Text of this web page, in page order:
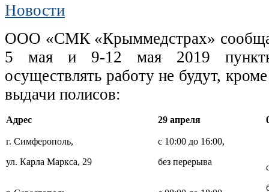
Новости
ООО «СМК «Крыммедстрах»
5 мая и 9-12 мая 2019
осуществлять работу не будут,
выдачи полисов:
Адрес 29 апреля
г. Симферополь,
ул. Карла Маркса, 29
с 10:00 до 16:00,
без перерыва